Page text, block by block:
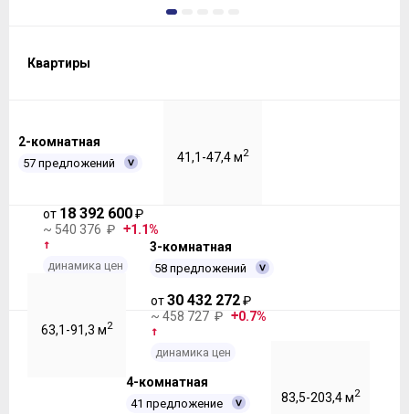
1
Квартиры
2-комнатная
57 предложений 41,1-47,4 м2
от 18 392 600₽
~ 540 376 ₽
1.1%
динамика цен
3-комнатная
58 предложений
63,1-91,3 м2
от30 432 272₽
~ 458 727 ₽
0.7%
динамика цен
4-комнатная
41 предложение 83,5-203,4 м2